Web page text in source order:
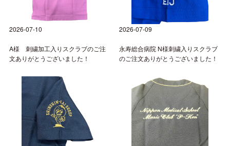
2026-07-10
A様 刺繍加工入りスクラブのご注
文ありがとうございました！
2026-07-09
永寿総合病院 N様刺繍入りスクラブ
のご注文ありがとうございました！